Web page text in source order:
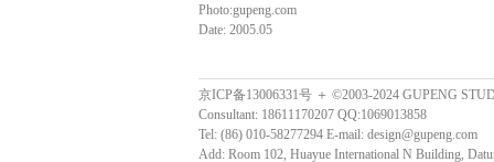
Photo:gupeng.com
Date: 2005.05
京ICP备13006331号 ＋ ©2003-2024 GUPENG
Consultant: 18611170207 QQ:1069013858
Tel: (86) 010-58277294 E-mail: design@gupeng.com
Add: Room 102, Huayue International N Building,